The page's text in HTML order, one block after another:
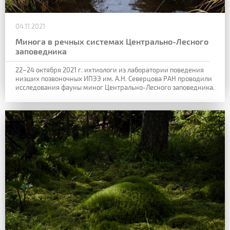
04.11.2021
Минога в речных системах Центрально-Лесного
заповедника
22–24 октября 2021 г. ихтиологи из лаборатории поведения
низших позвоночных ИПЭЭ им. А.Н. Северцова РАН проводили
исследования фауны миног Центрально-Лесного заповедника.